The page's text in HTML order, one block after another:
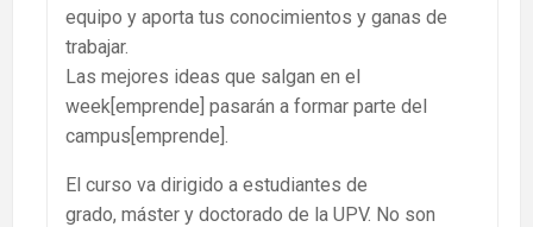
equipo y aporta tus conocimientos y ganas de
trabajar.
Las mejores ideas que salgan en el
week[emprende] pasarán a formar parte del
campus[emprende].
El curso va dirigido a estudiantes de
grado, máster y doctorado de la UPV. No son